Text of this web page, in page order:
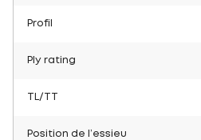
Profil
Ply rating
TL/TT
Position de l’essieu